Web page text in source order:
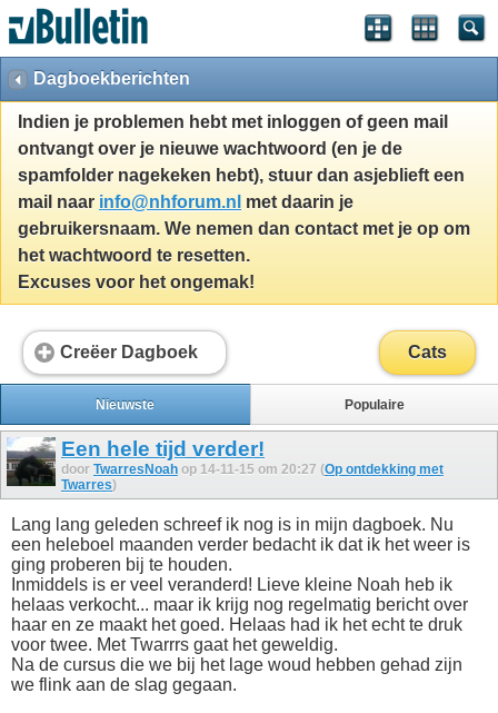
Dagboekberichten
Indien je problemen hebt met inloggen of geen mail
ontvangt over je nieuwe wachtwoord (en je de
spamfolder nagekeken hebt), stuur dan asjeblieft een
mail naar info@nhforum.nl met daarin je
gebruikersnaam. We nemen dan contact met je op om
het wachtwoord te resetten.
Excuses voor het ongemak!
Creëer Dagboek Cats
Nieuwste Populaire
Een hele tijd verder!
door TwarresNoah op 14-11-15 om 20:27 (Op ontdekking met
Twarres)
Lang lang geleden schreef ik nog is in mijn dagboek. Nu
een heleboel maanden verder bedacht ik dat ik het weer is
ging proberen bij te houden.
Inmiddels is er veel veranderd! Lieve kleine Noah heb ik
helaas verkocht... maar ik krijg nog regelmatig bericht over
haar en ze maakt het goed. Helaas had ik het echt te druk
voor twee. Met Twarrrs gaat het geweldig.
Na de cursus die we bij het lage woud hebben gehad zijn
we flink aan de slag gegaan.